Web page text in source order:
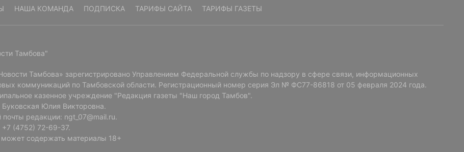
НАША КОМАНДА ПОДПИСКА ТАРИФЫ САЙТА ТАРИФЫ ГАЗЕТЫ
Тамбова"
Тамбова» зарегистрировано Управлением Федеральной службы по надзору в сфере связи, информационных
коммуникаций по Тамбовской области. Регистрационный номер серия Эл № ФС77-86818 от 05 февраля 2024 года.
казенное учреждение "Редакция газеты "Наш город Тамбов".
Юлия Викторовна.
редакции: ngt_07@mail.ru.
(4752) 72-69-37.
содержать материалы 18+